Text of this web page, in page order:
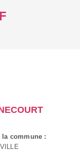
la commune :